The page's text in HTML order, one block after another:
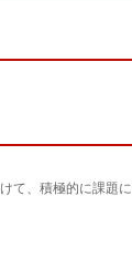
て、積極的に課題